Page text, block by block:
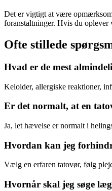
Det er vigtigt at være
foranstaltninger. Hvis du oplever
Ofte stillede
Hvad er de mest
Keloider, allergiske reaktioner,
Er det normalt, at en
Ja, let hævelse er normalt i
Hvordan kan jeg
Vælg en erfaren tatovør, følg
Hvornår skal jeg søge